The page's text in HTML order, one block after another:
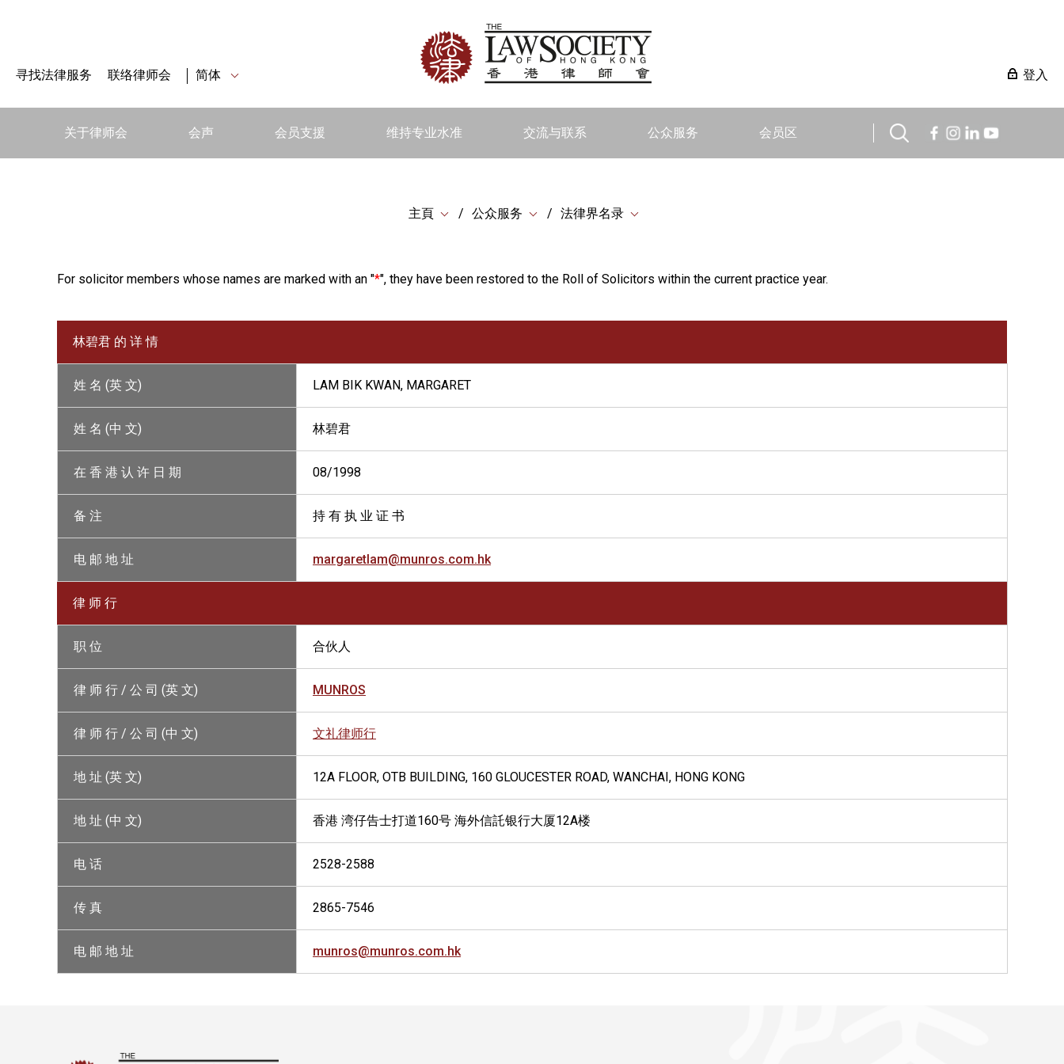
寻找法律服务 联络律师会 简体 登入
关于律师会 会声 会员支援 维持专业水准 交流与联系 公众服务 会员区
主頁 公众服务 法律界名录
For solicitor members whose names are marked with an "*", they have been restored to the Roll of Solicitors within the current practice year.
林碧君 的 详 情
姓 名 (英 文) LAM BIK KWAN, MARGARET
姓 名 (中 文) 林碧君
在 香 港 认 许 日 期 08/1998
备 注 持 有 执 业 证 书
电 邮 地 址 margaretlam@munros.com.hk
律 师 行
职 位 合伙人
律 师 行 / 公 司 (英 文) MUNROS
律 师 行 / 公 司 (中 文) 文礼律师行
地 址 (英 文) 12A FLOOR, OTB BUILDING, 160 GLOUCESTER ROAD, WANCHAI, HONG KONG
地 址 (中 文) 香港 湾仔告士打道160号 海外信託银行大厦12A楼
电 话 2528-2588
传 真 2865-7546
电 邮 地 址 munros@munros.com.hk